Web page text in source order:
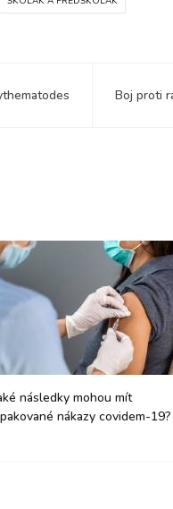
Boj proti
následky mohou mít
nákazy covidem-19?